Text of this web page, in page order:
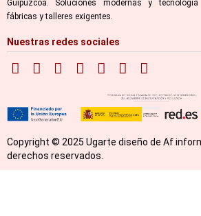
Guipúzcoa. Soluciones modernas y
fábricas y talleres exigentes.
Nuestras redes sociales
Copyright © 2025 Ugarte diseño de Af
derechos reservados.